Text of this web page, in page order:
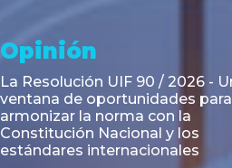
Asesoramiento y
Transacciones
Emisión de Obligaciones
Negociables Clase E de Central
Puerto S.A. por un Valor Nominal
de U$S 98.897.303